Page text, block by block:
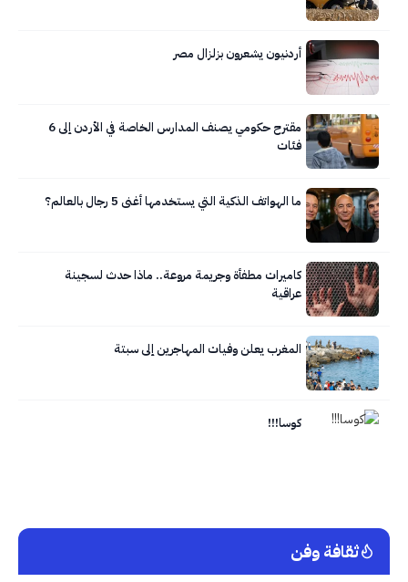
أردنيون يشعرون بزلزال مصر
مقترح حكومي يصنف المدارس الخاصة في الأردن إلى 6
فئات
ما الهواتف الذكية التي يستخدمها أغنى 5 رجال بالعالم؟
كاميرات مطفأة وجريمة مروعة.. ماذا حدث لسجينة
عراقية
المغرب يعلن وفيات المهاجرين إلى سبتة
كوسا!!!
ثقافة وفن